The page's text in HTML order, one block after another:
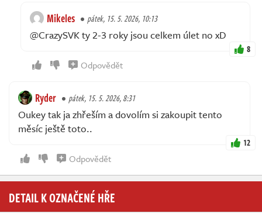
Mikeles pátek, 15. 5. 2026, 10:13
@CrazySVK ty 2-3 roky jsou celkem úlet no xD
8
Odpovědět
Ryder pátek, 15. 5. 2026, 8:31
Oukey tak ja zhřeším a dovolím si zakoupit tento
měsíc ještě toto..
12
Odpovědět
DETAIL K OZNAČENÉ HŘE